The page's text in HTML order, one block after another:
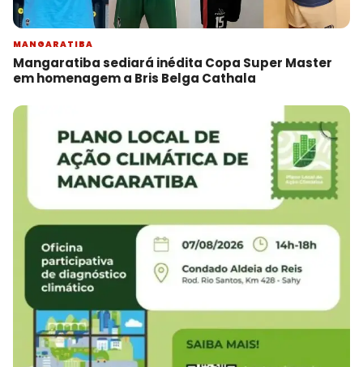
MANGARATIBA
Mangaratiba sediará inédita Copa Super Master
em homenagem a Bris Belga Cathala